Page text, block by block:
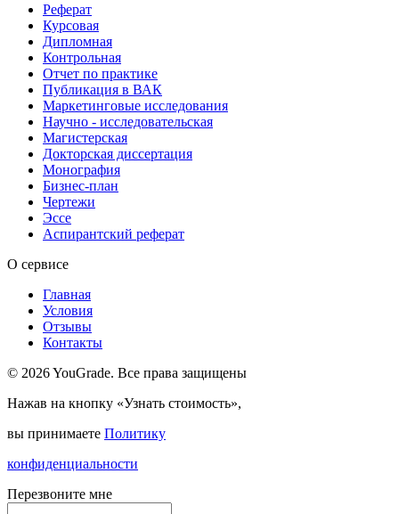
Реферат
Курсовая
Дипломная
Контрольная
Отчет по практике
Публикация в ВАК
Маркетинговые исследования
Научно - исследовательская
Магистерская
Докторская диссертация
Монография
Бизнес-план
Чертежи
Эссе
Аспирантский реферат
О сервисе
Главная
Условия
Отзывы
Контакты
© 2026 YouGrade. Все права защищены
Нажав на кнопку «Узнать стоимость»,
вы принимаете Политику
конфиденциальности
Перезвоните мне